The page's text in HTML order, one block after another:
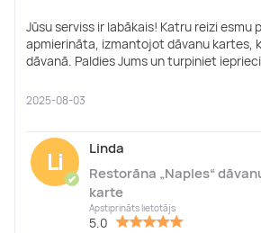
Jūsu serviss ir labākais! Katru reizi esmu
apmierināta, izmantojot dāvanu kartes,
dāvanā. Paldies Jums un turpiniet
2025-08-03
Li
✔
Linda
Restorāna „Naples“
karte
Apstiprināts lietotājs
5.0